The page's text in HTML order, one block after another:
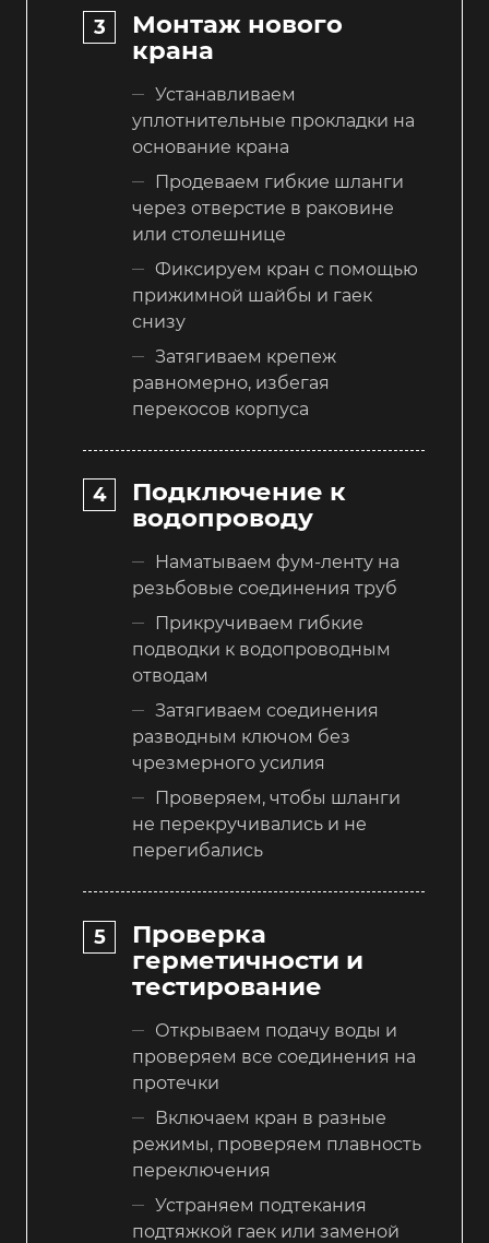
Монтаж нового
крана
Устанавливаем
уплотнительные прокладки на
основание крана
Продеваем гибкие шланги
через отверстие в раковине
или столешнице
Фиксируем кран с помощью
прижимной шайбы и гаек
снизу
Затягиваем крепеж
равномерно, избегая
перекосов корпуса
Подключение к
водопроводу
Наматываем фум-ленту на
резьбовые соединения труб
Прикручиваем гибкие
подводки к водопроводным
отводам
Затягиваем соединения
разводным ключом без
чрезмерного усилия
Проверяем, чтобы шланги
не перекручивались и не
перегибались
Проверка
герметичности и
тестирование
Открываем подачу воды и
проверяем все соединения на
протечки
Включаем кран в разные
режимы, проверяем плавность
переключения
Устраняем подтекания
подтяжкой гаек или заменой